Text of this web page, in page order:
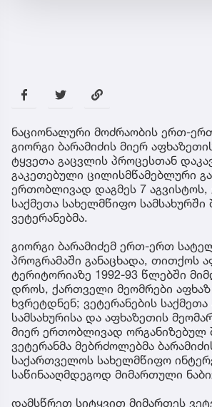
ნაციონალური მოძრაობის ერთ-
გიორგი ბარამიძის მიერ
ტყვეთა გაცვლის პროცესთან
გაკეთებული ცილისმწამებლური
ერთობლივად დაგმეს 7 აგვისტოს,
საქმეთა სახელმწიფო სამსახურში
ვეტერანებმა.
გიორგი ბარამიძემ ერთ-ერთ
პროგრამაში განაცხადა, თითქოს
ტერიტორიაზე 1992-93 წლებში
დროს, ქართველი მეომრები აფხაზ
ხვრეტდნენ; ვეტერანების
სამსახურისა და აფხაზეთის
მიერ ერთობლივად ორგანიზებულ
ვეტერანმა მებრძოლებმა
საქართველოს სახელმწიფო
საწინააღმდეგოდ მიმართული
დამსწრეთ სიტყვით მიმართეს